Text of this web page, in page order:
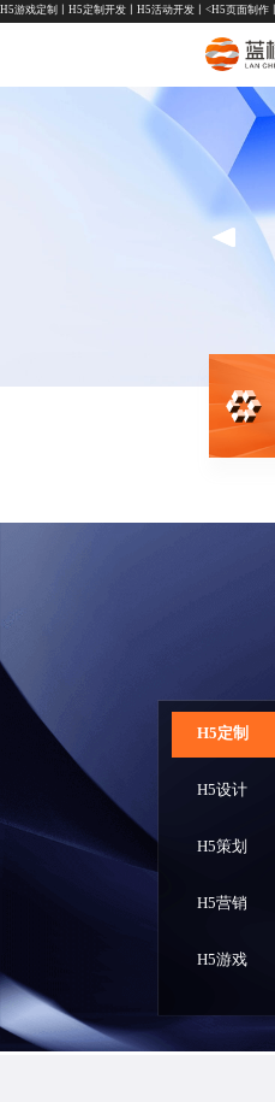
H5游戏定制 H5定制开发 H5活动开发 丨<H5页面制作
‌H5定制
H5设计
H5策划
H5营销
H5游戏